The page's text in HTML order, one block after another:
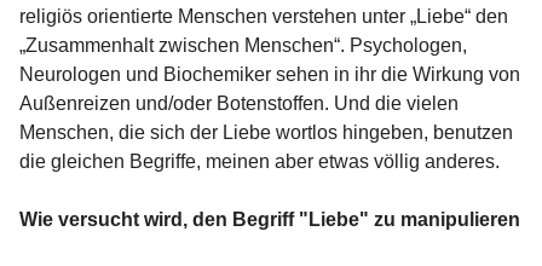
religiös orientierte Menschen verstehen unter „Liebe“ den
„Zusammenhalt zwischen Menschen“. Psychologen,
Neurologen und Biochemiker sehen in ihr die Wirkung von
Außenreizen und/oder Botenstoffen. Und die vielen
Menschen, die sich der Liebe wortlos hingeben, benutzen
die gleichen Begriffe, meinen aber etwas völlig anderes.
Wie versucht wird, den Begriff "Liebe" zu manipulieren